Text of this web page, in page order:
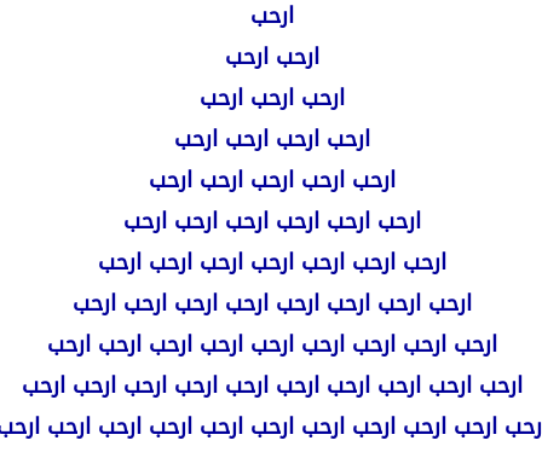
ارحب
ارحب ارحب
ارحب ارحب ارحب
ارحب ارحب ارحب ارحب
ارحب ارحب ارحب ارحب ارحب
ارحب ارحب ارحب ارحب ارحب ارحب
ارحب ارحب ارحب ارحب ارحب ارحب ارحب
ارحب ارحب ارحب ارحب ارحب ارحب ارحب ارحب
ارحب ارحب ارحب ارحب ارحب ارحب ارحب ارحب ارحب
ارحب ارحب ارحب ارحب ارحب ارحب ارحب ارحب ارحب ارحب
ارحب ارحب ارحب ارحب ارحب ارحب ارحب ارحب ارحب